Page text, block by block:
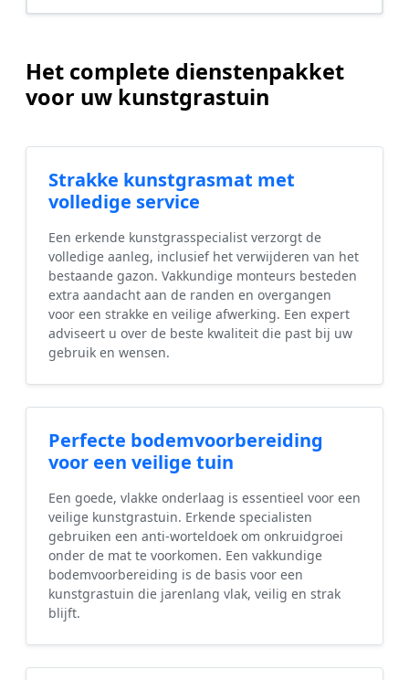
Het complete dienstenpakket
voor uw kunstgrastuin
Strakke kunstgrasmat met
volledige service
Een erkende kunstgrasspecialist verzorgt de
volledige aanleg, inclusief het verwijderen van het
bestaande gazon. Vakkundige monteurs besteden
extra aandacht aan de randen en overgangen
voor een strakke en veilige afwerking. Een expert
adviseert u over de beste kwaliteit die past bij uw
gebruik en wensen.
Perfecte bodemvoorbereiding
voor een veilige tuin
Een goede, vlakke onderlaag is essentieel voor een
veilige kunstgrastuin. Erkende specialisten
gebruiken een anti-worteldoek om onkruidgroei
onder de mat te voorkomen. Een vakkundige
bodemvoorbereiding is de basis voor een
kunstgrastuin die jarenlang vlak, veilig en strak
blijft.